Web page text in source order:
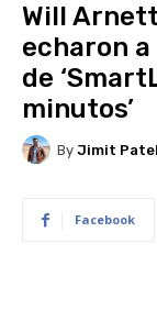
Will
echaron a
de
minutos’
By Jimit Patel
Facebook